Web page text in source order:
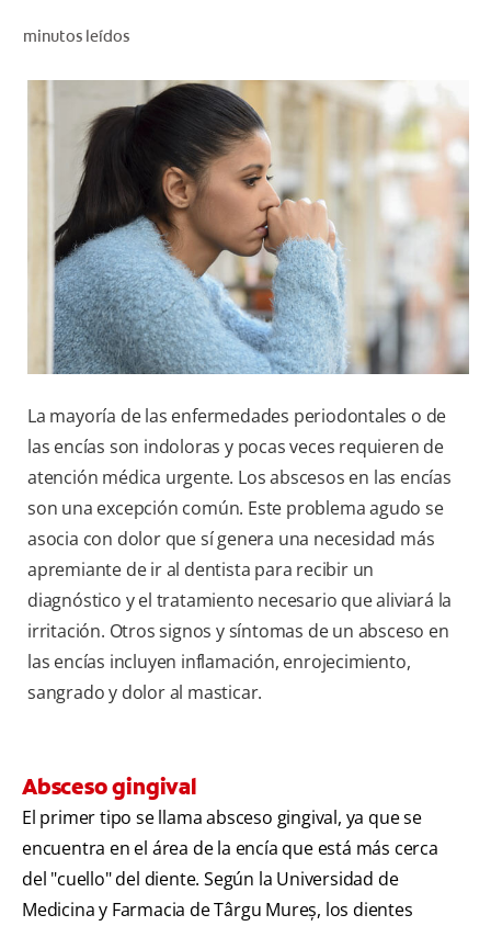
PROMOCIONES
SUSCRÍBASE
minutos leídos
La mayoría de las enfermedades periodontales o de
las encías son indoloras y pocas veces requieren de
atención médica urgente. Los abscesos en las encías
son una excepción común. Este problema agudo se
asocia con dolor que sí genera una necesidad más
apremiante de ir al dentista para recibir un
diagnóstico y el tratamiento necesario que aliviará la
irritación. Otros signos y síntomas de un absceso en
las encías incluyen inflamación, enrojecimiento,
sangrado y dolor al masticar.
Absceso gingival
El primer tipo se llama absceso gingival, ya que se
encuentra en el área de la encía que está más cerca
del "cuello" del diente. Según la Universidad de
Medicina y Farmacia de Târgu Mureș, los dientes